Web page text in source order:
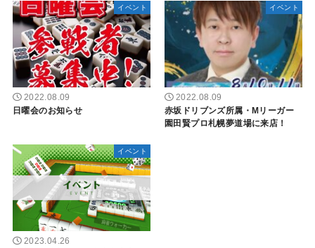
イベント
2022.08.09
日曜会のお知らせ
イベント
2022.08.09
赤坂ドリブンズ所属・Mリーガー
園田賢プロ札幌夢道場に来店！
イベント
2023.04.26